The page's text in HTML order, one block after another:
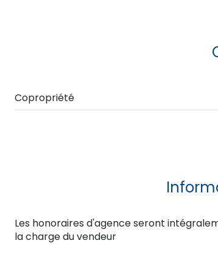
Copropriété
Les honoraires d'agence seront
la charge du vendeur